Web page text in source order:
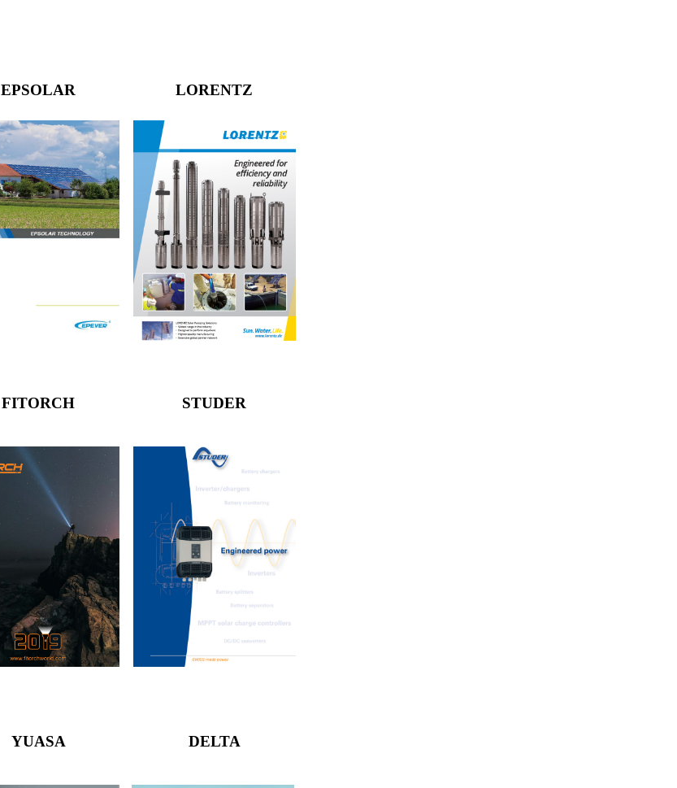
EPSOLAR LORENTZ
FITORCH STUDER
YUASA DELTA